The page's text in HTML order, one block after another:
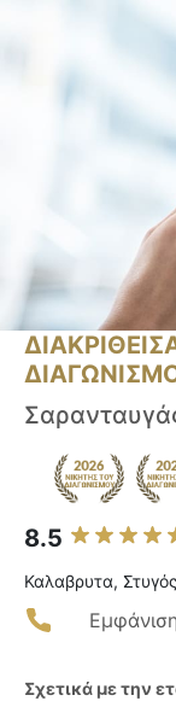
8.5
Καλαβρυτα,
Σχετικά με την